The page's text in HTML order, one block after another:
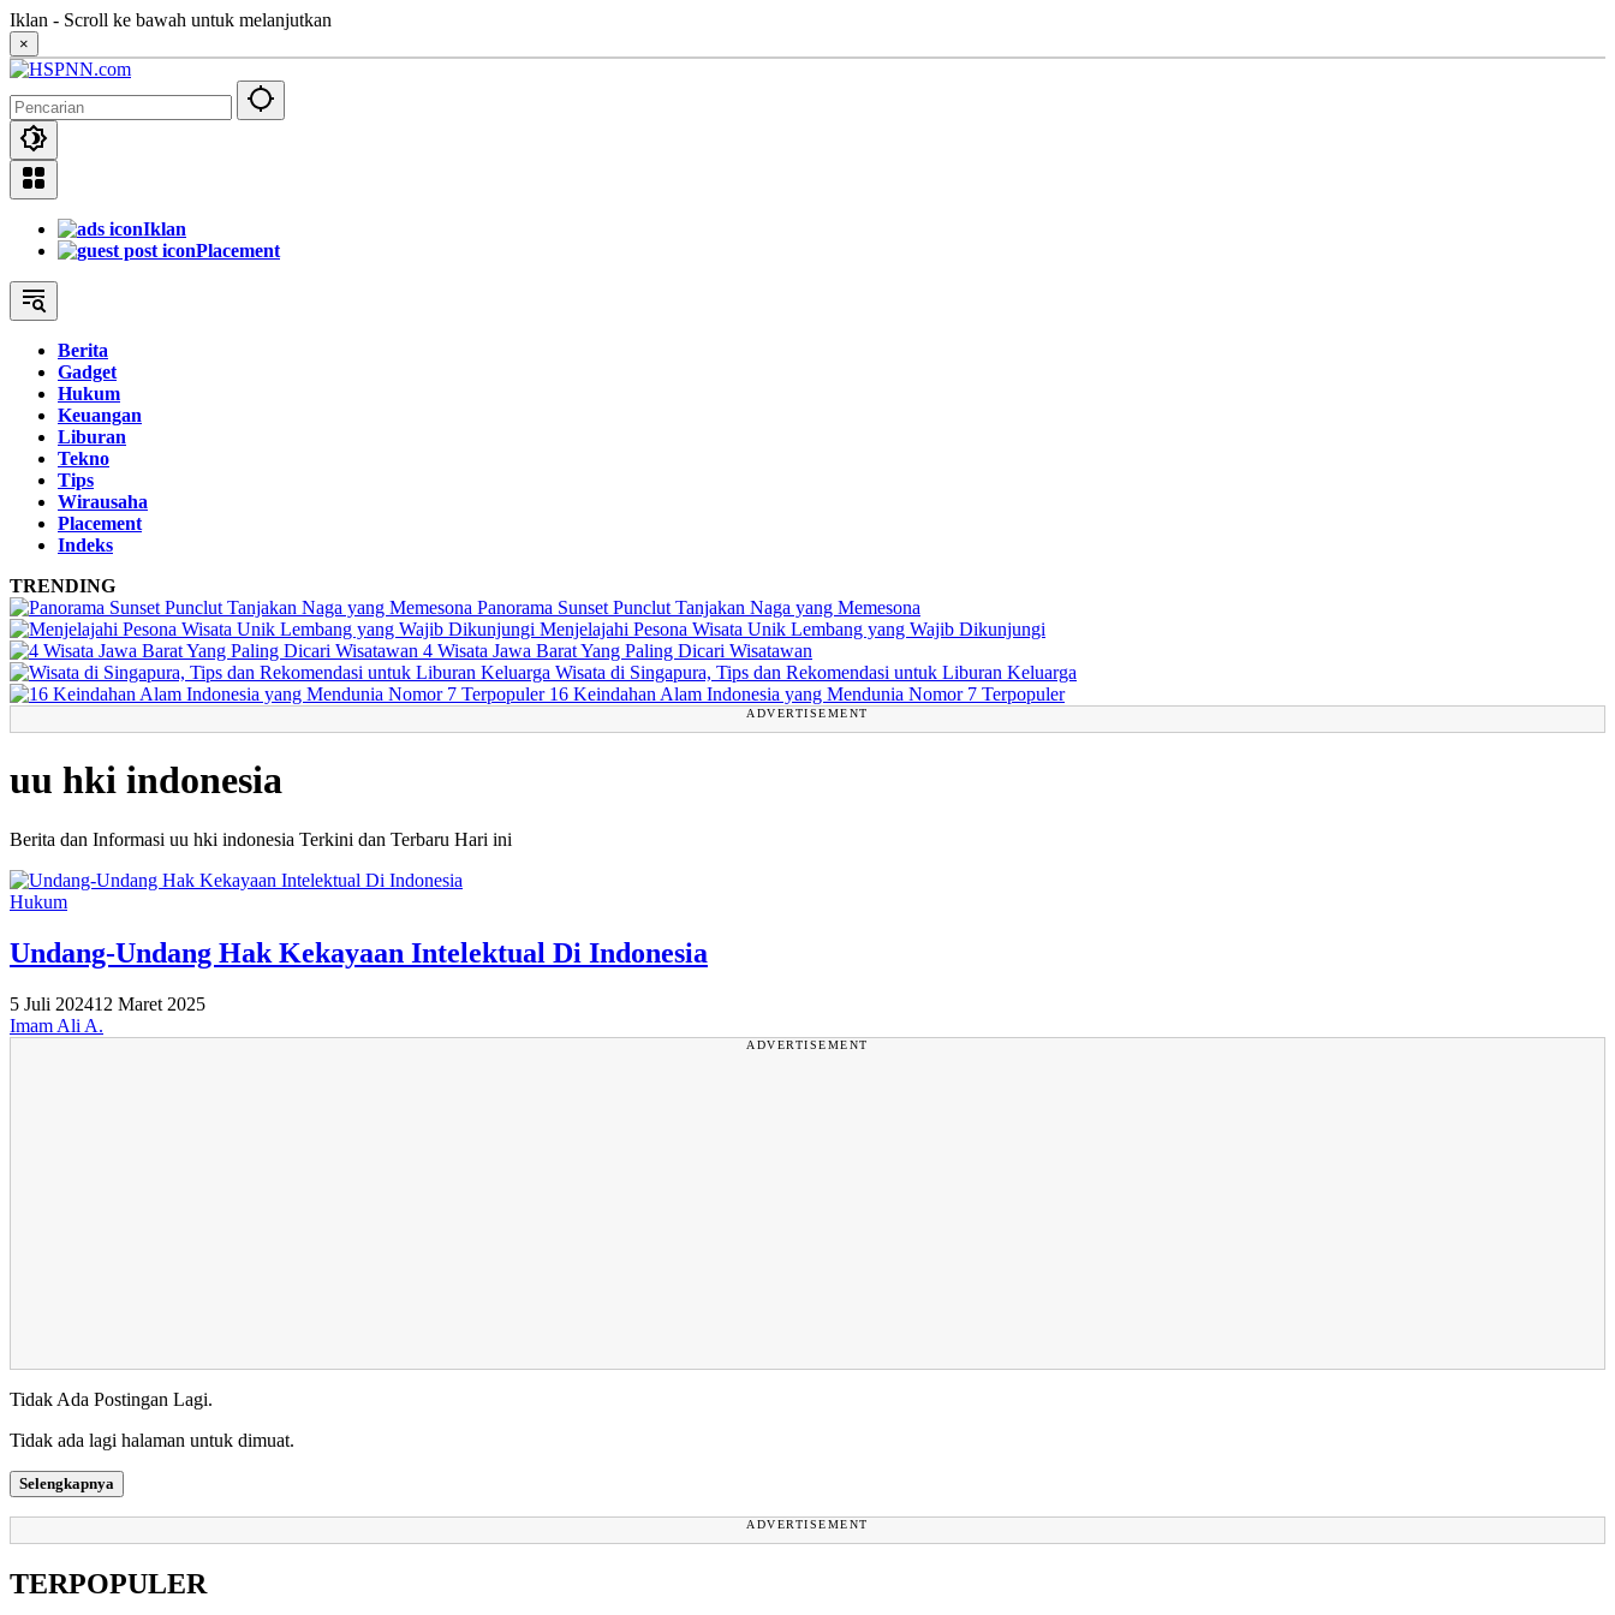
Langsung
ke
konten
Iklan - Scroll ke bawah untuk melanjutkan
×
Iklan
Placement
Berita
Gadget
Hukum
Keuangan
Liburan
Tekno
Tips
Wirausaha
Placement
Indeks
TRENDING
Panorama Sunset Punclut Tanjakan Naga yang Memesona
Menjelajahi Pesona Wisata Unik Lembang yang Wajib Dikunjungi
4 Wisata Jawa Barat Yang Paling Dicari Wisatawan
Wisata di Singapura, Tips dan Rekomendasi untuk Liburan Keluarga
16 Keindahan Alam Indonesia yang Mendunia Nomor 7 Terpopuler
ADVERTISEMENT
uu hki indonesia
Berita dan Informasi uu hki indonesia Terkini dan Terbaru Hari ini
Hukum
Undang-Undang Hak Kekayaan Intelektual Di Indonesia
5 Juli 202412 Maret 2025
Imam Ali A.
ADVERTISEMENT
Tidak Ada Postingan Lagi.
Tidak ada lagi halaman untuk dimuat.
Selengkapnya
ADVERTISEMENT
TERPOPULER